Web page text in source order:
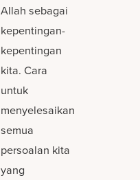
Allah sebagai
kepentingan-
kepentingan
kita. Cara
untuk
menyelesaikan
semua
persoalan kita
yang